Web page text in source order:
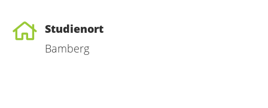
Studienort
Bamberg